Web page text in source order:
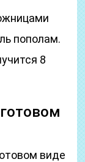
пополам.
8
виде